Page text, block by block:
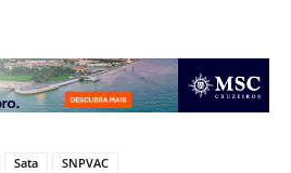
Sata SNPVAC